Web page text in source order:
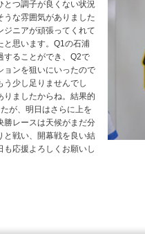
とつ調子が良くない状況
うな雰囲気がありました
ジニアが頑張ってくれて
と思います。Q1の石浦
することができ、Q2で
ョンを狙いにいったので
う少し足りませんでし
りましたからね。結果的
が、明日はさらに上を
勝レースは天候がまだ分
と戦い、開幕戦を良い結
応援よろしくお願いし